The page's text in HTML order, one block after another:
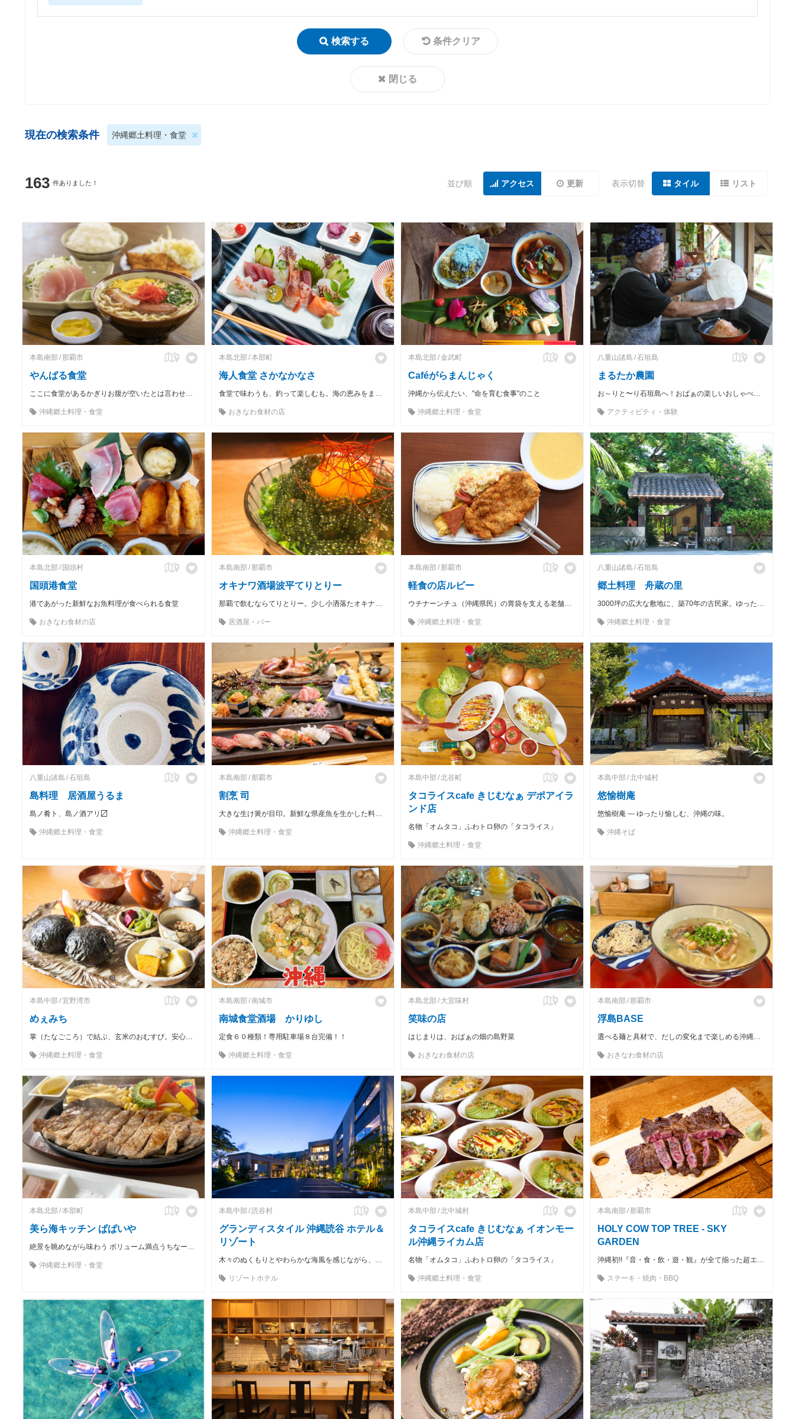
検索する 条件クリア
閉じる
現在の検索条件 沖縄郷土料理・食堂
163 件ありました！ 並び順 アクセス 更新 表示切替 タイル リスト
本島南部 那覇市
やんばる食堂
ここに食堂があるかぎりお腹が空いたとは言わせません
沖縄郷土料理・食堂
本島北部 本部町
海人食堂 さかなかなさ
食堂で味わうも、釣って楽しむも。海の恵みをまるごと満喫できる漁師の食堂。
おきなわ食材の店
本島北部 金武町
Caféがらまんじゃく
沖縄から伝えたい、"命を育む食事"のこと
沖縄郷土料理・食堂
八重山諸島 石垣島
まるたか農園
お～りと〜り石垣島へ！おばぁの楽しいおしゃべりとおいしい島の食材をご堪能ください。
アクティビティ・体験
本島北部 国頭村
国頭港食堂
港であがった新鮮なお魚料理が食べられる食堂
おきなわ食材の店
本島南部 那覇市
オキナワ酒場波平てりとりー
那覇で飲むならてりとりー。少し小洒落たオキナワ酒場
居酒屋・バー
本島南部 那覇市
軽食の店ルビー
ウチナーンチュ（沖縄県民）の胃袋を支える老舗の大衆食堂
沖縄郷土料理・食堂
八重山諸島 石垣島
郷土料理 舟蔵の里
3000坪の広大な敷地に、築70年の古民家。ゆったりと流れる時間の中で、八重山の自然と食文化をご堪能下さい。
沖縄郷土料理・食堂
八重山諸島 石垣島
島料理 居酒屋うるま
島ノ肴ト、島ノ酒アリ〼
沖縄郷土料理・食堂
本島南部 那覇市
割烹 司
大きな生け簀が目印。新鮮な県産魚を生かした料理が味わえる老舗の寿司割烹です
沖縄郷土料理・食堂
本島中部 北谷町
タコライスcafe きじむなぁ デポアイラ
ンド店
名物「オムタコ」ふわトロ卵の「タコライス」
沖縄郷土料理・食堂
本島中部 北中城村
悠愉樹庵
悠愉樹庵 ― ゆったり愉しむ、沖縄の味。
沖縄そば
本島中部 宜野湾市
めぇみち
掌（たなごころ）で結ぶ、玄米のおむすび。安心、安全なお食事をお出し致します。
沖縄郷土料理・食堂
本島南部 南城市
南城食堂酒場 かりゆし
定食６０種類！専用駐車場８台完備！！
沖縄郷土料理・食堂
本島北部 大宜味村
笑味の店
はじまりは、おばぁの畑の島野菜
おきなわ食材の店
本島南部 那覇市
浮島BASE
選べる麺と具材で、だしの変化まで楽しめる沖縄そばの店「浮島BASE」
おきなわ食材の店
本島北部 本部町
美ら海キッチン ぱぱいや
絶景を眺めながら味わう ボリューム満点うちなーカフェ飯！
沖縄郷土料理・食堂
本島中部 読谷村
グランディスタイル 沖縄読谷 ホテル＆
リゾート
木々のぬくもりとやわらかな海風を感じながら、ゆったりと過ごす何もしない贅沢の時が 極上の寛ぎと癒しとやすらぎをもたらす。まるで我が家の様に心地よい隠れ家的リゾートホテル
リゾートホテル
本島中部 北中城村
タコライスcafe きじむなぁ イオンモー
ル沖縄ライカム店
名物「オムタコ」ふわトロ卵の「タコライス」
沖縄郷土料理・食堂
本島南部 那覇市
HOLY COW TOP TREE - SKY
GARDEN
沖縄初!!『音・食・飲・遊・観』が全て揃った超エンタメ系施設！「“TOP TREE”(トップツリー)- SKY GARDEN-」に出店中!!
ステーキ・焼肉・BBQ